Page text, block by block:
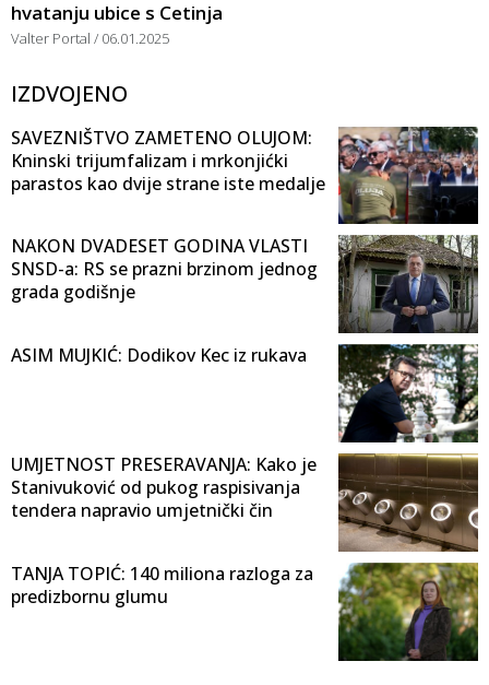
hvatanju ubice s Cetinja
Valter Portal 06.01.2025
IZDVOJENO
SAVEZNIŠTVO ZAMETENO OLUJOM:
Kninski trijumfalizam i mrkonjićki
parastos kao dvije strane iste medalje
NAKON DVADESET GODINA VLASTI
SNSD-a: RS se prazni brzinom jednog
grada godišnje
ASIM MUJKIĆ: Dodikov Kec iz rukava
UMJETNOST PRESERAVANJA: Kako je
Stanivuković od pukog raspisivanja
tendera napravio umjetnički čin
TANJA TOPIĆ: 140 miliona razloga za
predizbornu glumu